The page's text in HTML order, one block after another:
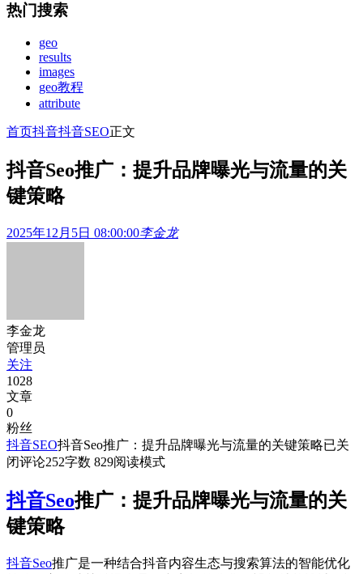
热门搜索
geo
results
images
geo教程
attribute
首页抖音抖音SEO正文
抖音Seo推广：提升品牌曝光与流量的关
键策略
2025年12月5日 08:00:00李金龙
李金龙
管理员
关注
1028
文章
0
粉丝
抖音SEO抖音Seo推广：提升品牌曝光与流量的关键策略已关
闭评论252字数 829阅读模式
抖音Seo推广：提升品牌曝光与流量的关
键策略
抖音Seo推广是一种结合抖音内容生态与搜索算法的智能优化